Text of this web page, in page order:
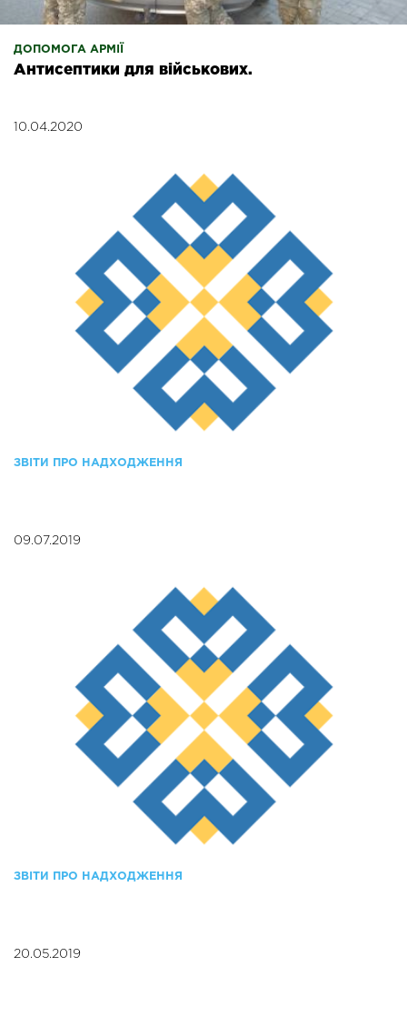
ДОПОМОГА АРМІЇ
Антисептики для військових.
10.04.2020
ЗВІТИ ПРО НАДХОДЖЕННЯ
09.07.2019
ЗВІТИ ПРО НАДХОДЖЕННЯ
20.05.2019